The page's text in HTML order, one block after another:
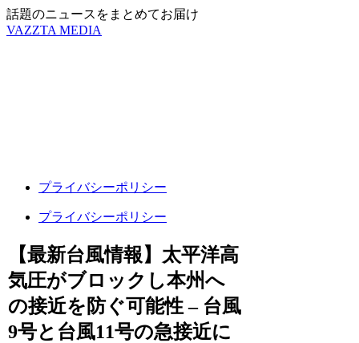
話題のニュースをまとめてお届け
VAZZTA MEDIA
プライバシーポリシー
プライバシーポリシー
【最新台風情報】太平洋高
気圧がブロックし本州へ
の接近を防ぐ可能性 – 台風
9号と台風11号の急接近に